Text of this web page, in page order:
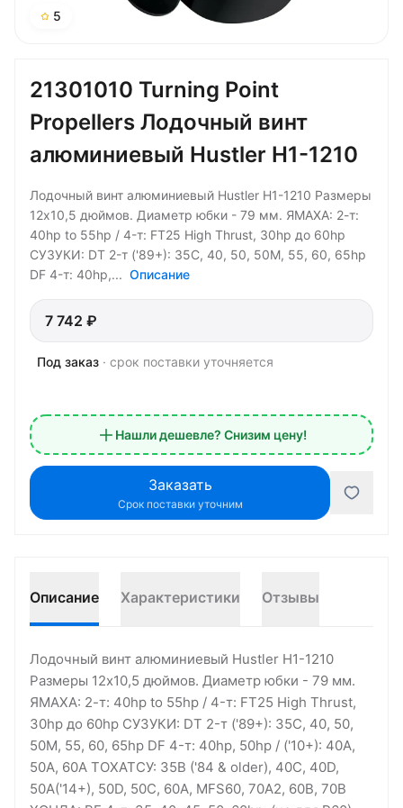
5
21301010 Turning Point
Propellers Лодочный винт
алюминиевый Hustler H1-1210
Лодочный винт алюминиевый Hustler H1-1210 Размеры
12х10,5 дюймов. Диаметр юбки - 79 мм. ЯМАХА: 2-т:
40hp to 55hp / 4-т: FT25 High Thrust, 30hp до 60hp
СУЗУКИ: DT 2-т ('89+): 35C, 40, 50, 50M, 55, 60, 65hp
DF 4-т: 40hp,... Описание
7 742 ₽
Под заказ · срок поставки уточняется
Нашли дешевле? Снизим цену!
Заказать
Срок поставки уточним
Описание Характеристики Отзывы
Лодочный винт алюминиевый Hustler H1-1210
Размеры 12х10,5 дюймов. Диаметр юбки - 79 мм.
ЯМАХА: 2-т: 40hp to 55hp / 4-т: FT25 High Thrust,
30hp до 60hp СУЗУКИ: DT 2-т ('89+): 35C, 40, 50,
50M, 55, 60, 65hp DF 4-т: 40hp, 50hp / ('10+): 40A,
50A, 60A ТОХАТСУ: 35B ('84 & older), 40C, 40D,
50A('14+), 50D, 50C, 60A, MFS60, 70A2, 60B, 70B